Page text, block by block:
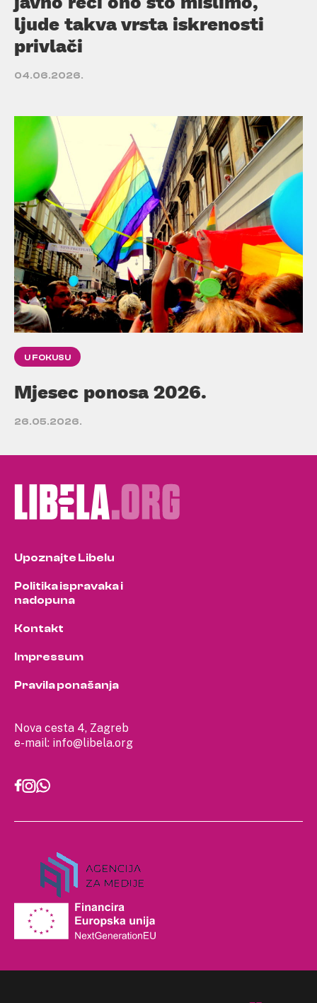
ljude takva vrsta iskrenosti
privlači
04.06.2026.
U FOKUSU
Mjesec ponosa 2026.
26.05.2026.
Nova cesta 4, Zagreb
e-mail: info@libela.org
Upoznajte Libelu
Politika ispravaka i
nadopuna
Kontakt
Impressum
Pravila ponašanja